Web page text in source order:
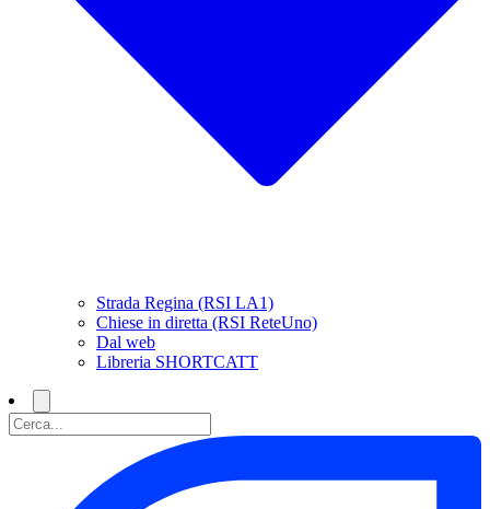
Strada Regina (RSI LA1)
Chiese in diretta (RSI ReteUno)
Dal web
Libreria SHORTCATT